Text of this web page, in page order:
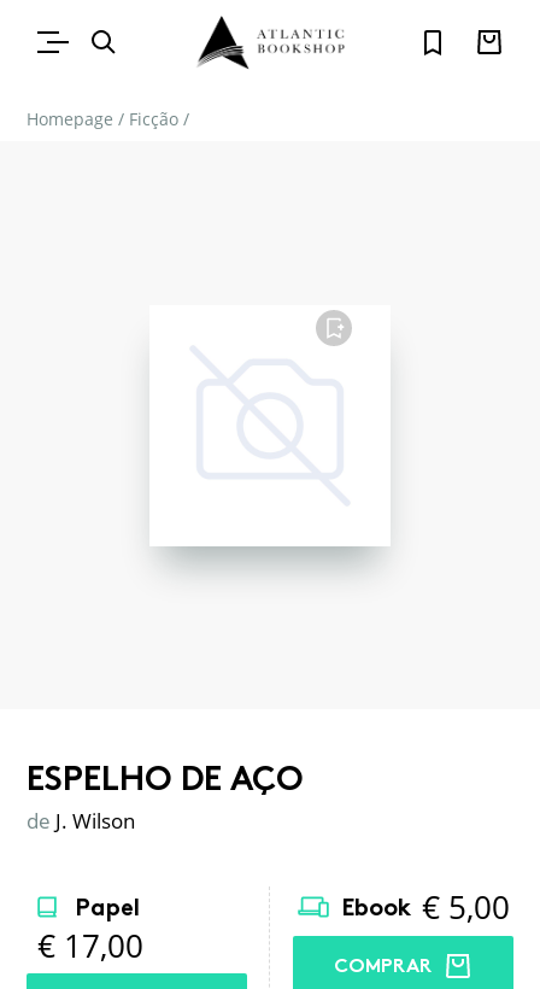
Homepage / Ficção /
FAVORITO
ESPELHO DE AÇO
de J. Wilson
Papel
€ 17,00
Ebook € 5,00
COMPRAR